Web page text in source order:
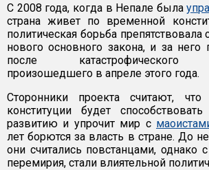
С 2008 года, когда в Непале была
страна живет по временной
политическая борьба
нового основного закона, и за него
после
произошедшего в апреле этого года.
Сторонники проекта считают,
конституции будет
развитию и упрочит мир с
лет борются за власть в стране. До
они считались повстанцами, однако
перемирия, стали влиятельной